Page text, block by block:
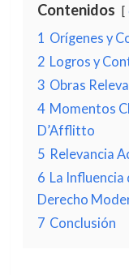
Contenidos
1 Orígenes y
2 Logros y
3 Obras
4 Momentos
D’Afflitto
5 Relevancia
6 La
Derecho
7 Conclusión